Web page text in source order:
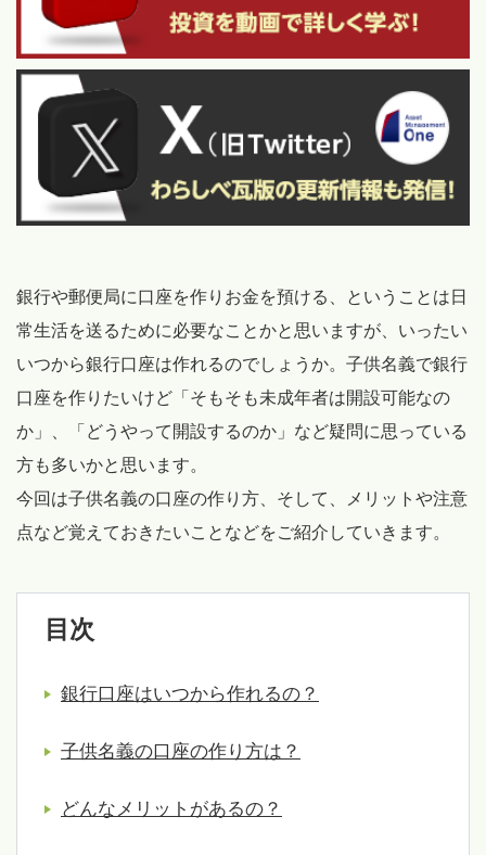
銀行や郵便局に口座を作りお金を預ける、ということは日
常生活を送るために必要なことかと思いますが、いったい
いつから銀行口座は作れるのでしょうか。子供名義で銀行
口座を作りたいけど「そもそも未成年者は開設可能なの
か」、「どうやって開設するのか」など疑問に思っている
方も多いかと思います。
今回は子供名義の口座の作り方、そして、メリットや注意
点など覚えておきたいことなどをご紹介していきます。
目次
銀行口座はいつから作れるの？
子供名義の口座の作り方は？
どんなメリットがあるの？